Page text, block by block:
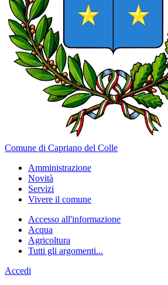
Comune di Capriano del Colle
Amministrazione
Novità
Servizi
Vivere il comune
Accesso all'informazione
Acqua
Agricoltura
Tutti gli argomenti...
Accedi